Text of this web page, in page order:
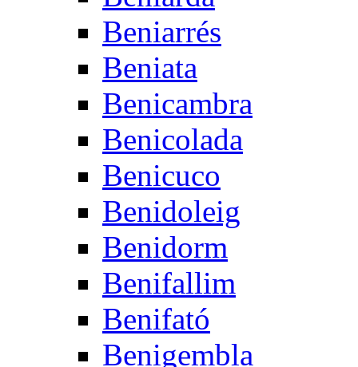
Beniarrés
Beniata
Benicambra
Benicolada
Benicuco
Benidoleig
Benidorm
Benifallim
Benifató
Benigembla